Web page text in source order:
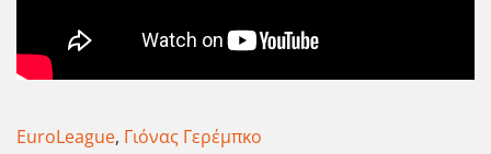
EuroLeague, Γιόνας Γερέμπκο